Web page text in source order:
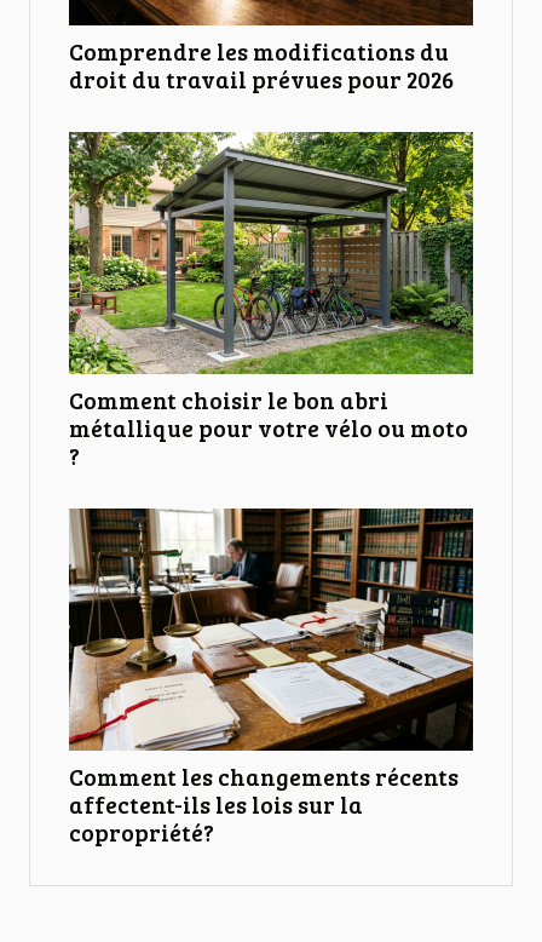
Comprendre les modifications du
droit du travail prévues pour 2026
Comment choisir le bon abri
métallique pour votre vélo ou moto
?
Comment les changements récents
affectent-ils les lois sur la
copropriété?